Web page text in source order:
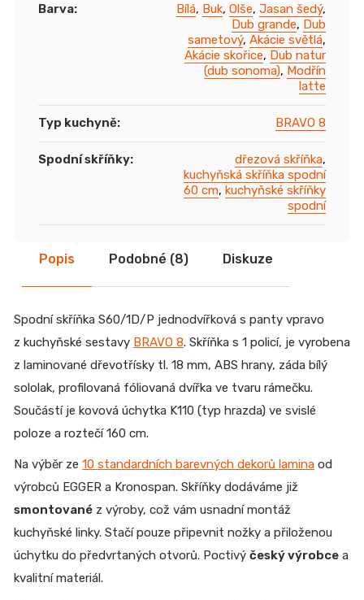
Barva: Bílá, Buk, Olše, Jasan šedý,
Dub grande, Dub
sametový, Akácie světlá,
Akácie skořice, Dub natur
(dub sonoma), Modřín
latte
Typ kuchyně: BRAVO 8
Spodní skříňky: dřezová skříňka,
kuchyňská skříňka spodní
60 cm, kuchyňské skříňky
spodní
Popis Podobné (8) Diskuze
Spodní skříňka S60/1D/P jednodvířková s panty vpravo
z kuchyňské sestavy BRAVO 8. Skříňka s 1 policí, je vyrobena
z laminované dřevotřísky tl. 18 mm, ABS hrany, záda bílý
sololak, profilovaná fóliovaná dvířka ve tvaru rámečku.
Součástí je kovová úchytka K110 (typ hrazda) ve svislé
poloze a roztečí 160 cm.
Na výběr ze 10 standardních barevných dekorů lamina od
výrobců EGGER a Kronospan. Skříňky dodáváme již
smontované z výroby, což vám usnadní montáž
kuchyňské linky. Stačí pouze připevnit nožky a přiloženou
úchytku do předvrtaných otvorů. Poctivý český výrobce a
kvalitní materiál.